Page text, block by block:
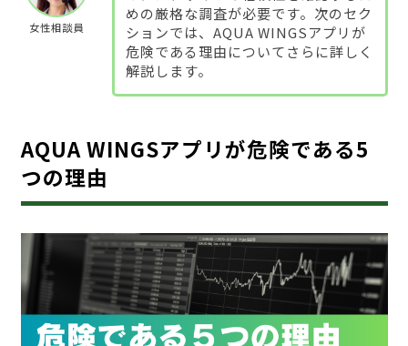
女性相談員
めの厳格な調査が必要です。次のセク
ションでは、AQUA WINGSアプリが
危険である理由についてさらに詳しく
解説します。
AQUA WINGSアプリが危険である5
つの理由